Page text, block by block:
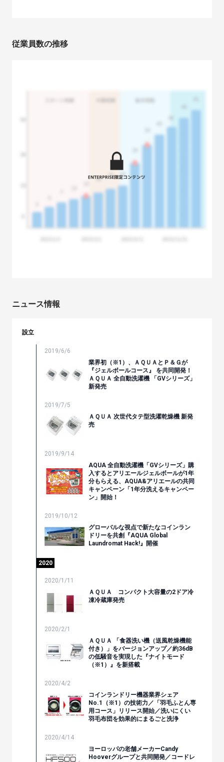
従業員数の推移
ニュース情報
設立
2019/6/6
業界初（※1）、ＡＱＵＡとＰ＆Ｇが
『ジェルボールコース』 を共同開発！
ＡＱＵＡ 全自動洗濯機 「GVシリーズ」
新発売
2019/7/5
ＡＱＵＡ 次世代タテ型洗濯乾燥機 新発
売
2019/9/14
AQUA 全自動洗濯機「GVシリーズ」購
入するとアリエールジェルボールが1年
分もらえる、AQUA&アリエールの共同
キャンペーン「1年分洗えるキャンペー
ン」開始！
2019/10/12
グローバルな視点で新たなコインラン
ドリーを共創『AQUA Global
Laundromat Hack!』開催
2020
2020/1/11
ＡＱＵＡ コンパクト大容量の2ドア冷
凍冷蔵庫発売
2020/2/1
ＡＱＵＡ 「食器洗い機（送風乾燥機能
付き）」をバージョンアップ／約36dB
の低騒音を実現した『ナイトモード
（※1）』を新搭載
2020/4/2
コインランドリー機器業界シェア
No.1（※1）の技術力／「羽毛ふとん専
用コース」リリース開始／洗いにくい
羽毛布団を効果的にまるごと洗浄
2020/4/14
ヨーロッパの老舗メーカーCandy
Hooverグループと共同開発／コードレ